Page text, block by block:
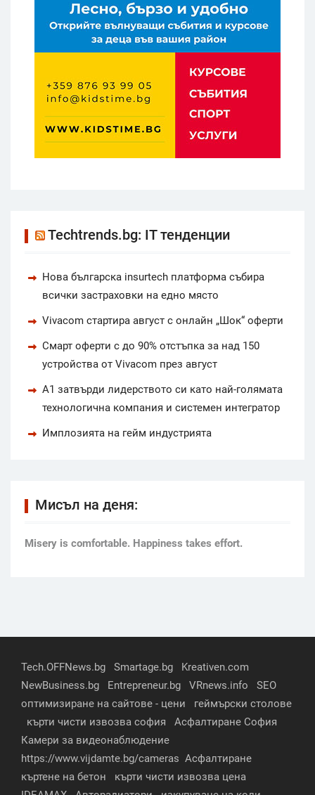
Techtrends.bg: IT тенденции
Нова българска insurtech платформа събира
всички застраховки на едно място
Vivacom стартира август с онлайн „Шок“ оферти
Смарт оферти с до 90% отстъпка за над 150
устройства от Vivacom през август
А1 затвърди лидерството си като най-голямата
технологична компания и системен интегратор
Имплозията на гейм индустрията
Мисъл на деня:
Мisery is comfortable. Happiness takes effort.
Tech.OFFNews.bg Smartage.bg
Kreativen.com
NewBusiness.bg
Entrepreneur.bg VRnews.info
SEO
оптимизиране на сайтове - цени
геймърски столове
кърти чисти извозва софия
Асфалтиране София
Камери за видеонаблюдение
https://www.vijdamte.bg/cameras Асфалтиране
къртене на бетон
кърти чисти извозва цена